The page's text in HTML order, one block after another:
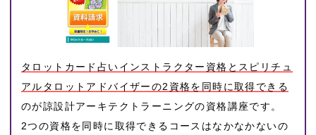
タロットカード占いインストラクター資格とスピリチュ
アルタロットアドバイザーの2資格を同時に取得できる
のが諒設計アーキテクトラーニングの資格講座です。
2つの資格を同時に取得できるコースはなかなかないの